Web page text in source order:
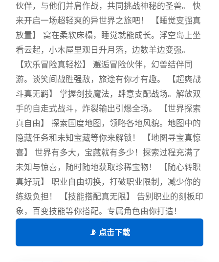
伙伴，与他们并肩作战，共同挑战神秘的圣兽。 快
来开启一场超轻爽的异世界之旅吧！ 【睡觉变强真
放置】 窝在柔软床榻，睡觉就能成长。浮空岛上坐
看云起，小木屋里观日升月落，边数羊边变强。
【欢乐冒险真轻松】 邂逅冒险伙伴，幻兽结伴同
游。谈笑间战胜强敌，旅途有你才有趣。 【超爽战
斗真无羁】 掌握剑技魔法，肆意支配战场。解放双
手的自走式战斗，炸裂输出引爆全场。 【世界探索
真自由】 探索国度地图，领略各地风貌。地图中的
隐藏任务和未知宝藏等你来解锁！ 【地图寻宝真惊
喜】 世界有多大，宝藏就有多少！探索过程充满了
未知与惊喜，随时随地获取珍稀宝物！ 【随心转职
真好玩】 职业自由切换，打破职业限制，减少你的
练级负担！ 【技能搭配真无限】 告别职业的刻板印
象，百变技能等你搭配。专属角色由你打造！
📡 点击下载